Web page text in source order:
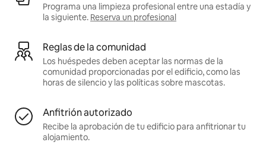
Programa una limpieza profesional entre una estadía y
la siguiente. Reserva un profesional
Reglas de la comunidad
Los huéspedes deben aceptar las normas de la
comunidad proporcionadas por el edificio, como las
horas de silencio y las políticas sobre mascotas.
Anfitrión autorizado
Recibe la aprobación de tu edificio para anfitrionar tu
alojamiento.